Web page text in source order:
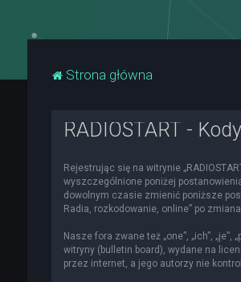
Strona główna
RADIOSTART -
Rejestrując się na witrynie
wyszczególnione poniżej
dowolnym czasie zmienić poniższe
Radia, rozkodowanie, online” po
Nasze fora zwane też „one”, „ich”,
witryny (bulletin board), wydane na
przez internet, a jego autorzy nie